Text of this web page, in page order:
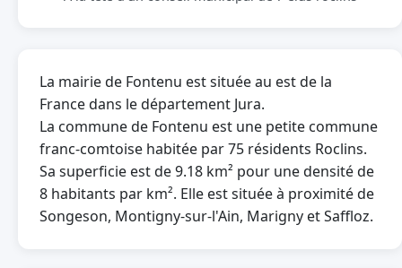
La mairie de Fontenu est située au est de la
France dans le département Jura.
La commune de Fontenu est une petite commune
franc-comtoise habitée par 75 résidents Roclins.
Sa superficie est de 9.18 km² pour une densité de
8 habitants par km². Elle est située à proximité de
Songeson, Montigny-sur-l'Ain, Marigny et Saffloz.